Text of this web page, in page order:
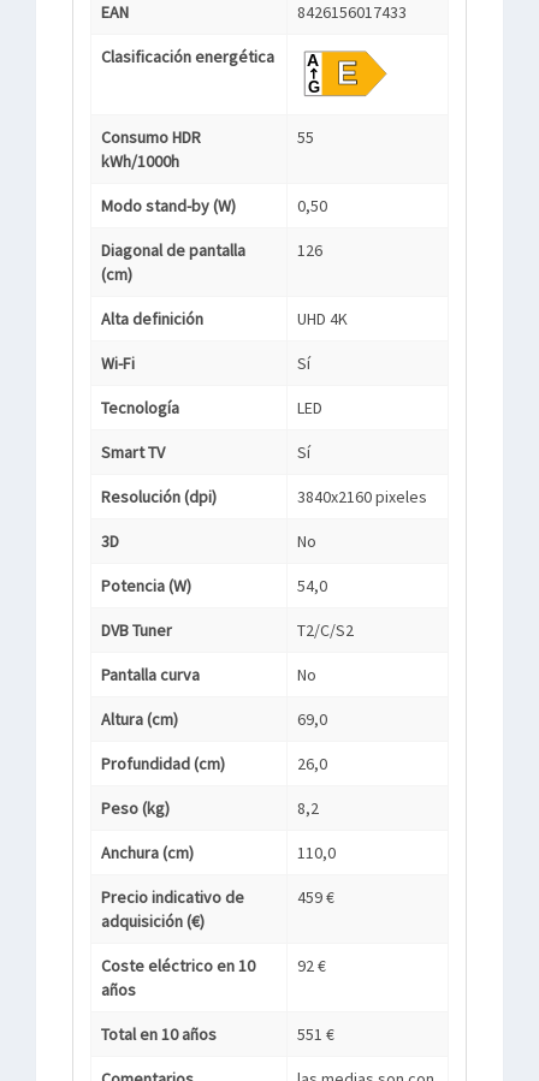
EAN 8426156017433
Clasificación energética
Consumo HDR
kWh/1000h
55
Modo stand-by (W) 0,50
Diagonal de pantalla
(cm)
126
Alta definición UHD 4K
Wi-Fi Sí
Tecnología LED
Smart TV Sí
Resolución (dpi) 3840x2160 pixeles
3D No
Potencia (W) 54,0
DVB Tuner T2/C/S2
Pantalla curva No
Altura (cm) 69,0
Profundidad (cm) 26,0
Peso (kg) 8,2
Anchura (cm) 110,0
Precio indicativo de
adquisición (€)
459 €
Coste eléctrico en 10
años
92 €
Total en 10 años 551 €